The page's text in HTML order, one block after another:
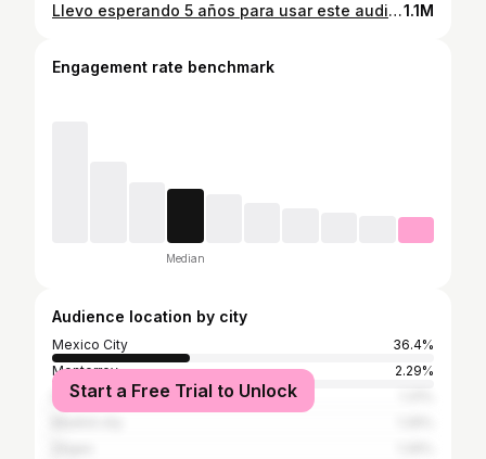
Llevo esperando 5 años para usar este audio😮‍💨🥳 #mexico #humor #girls #comedia #graduation #graduacion #universidad #reels1.1M
Engagement rate benchmark
Median
Audience location by city
Mexico City
36.4%
Monterrey
2.29%
New York City
Start a Free Trial to Unlock